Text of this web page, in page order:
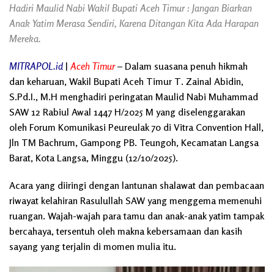
Hadiri Maulid Nabi Wakil Bupati Aceh Timur : Jangan Biarkan
Anak Yatim Merasa Sendiri, Karena Ditangan Kita Ada Harapan
Mereka.
MITRAPOL.id | Aceh Timur– Dalam suasana penuh hikmah
dan keharuan, Wakil Bupati Aceh Timur T. Zainal Abidin,
S.Pd.I., M.H menghadiri peringatan Maulid Nabi Muhammad
SAW 12 Rabiul Awal 1447 H/2025 M yang diselenggarakan
oleh Forum Komunikasi Peureulak 70 di Vitra Convention Hall,
Jln TM Bachrum, Gampong PB. Teungoh, Kecamatan Langsa
Barat, Kota Langsa, Minggu (12/10/2025).
Acara yang diiringi dengan lantunan shalawat dan pembacaan
riwayat kelahiran Rasulullah SAW yang menggema memenuhi
ruangan. Wajah-wajah para tamu dan anak-anak yatim tampak
bercahaya, tersentuh oleh makna kebersamaan dan kasih
sayang yang terjalin di momen mulia itu.